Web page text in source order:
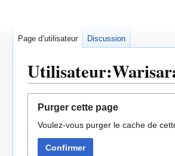
navigation
recherche
Purger cette page
Voulez-vous purger le cache de
Confirmer
Page d’utilisateur Discussion